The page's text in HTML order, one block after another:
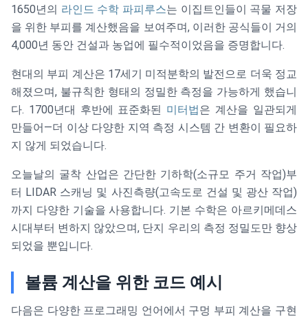
1650년의 라인드 수학 파피루스는 이집트인들이 곡물 저장
을 위한 부피를 계산했음을 보여주며, 이러한 공식들이 거의
4,000년 동안 건설과 농업에 필수적이었음을 증명합니다.
현대의 부피 계산은 17세기 미적분학의 발전으로 더욱 정교
해졌으며, 불규칙한 형태의 정밀한 측정을 가능하게 했습니
다. 1700년대 후반에 표준화된 미터법은 계산을 일관되게
만들어—더 이상 다양한 지역 측정 시스템 간 변환이 필요하
지 않게 되었습니다.
오늘날의 굴착 산업은 간단한 기하학(소규모 주거 작업)부
터 LIDAR 스캐닝 및 사진측량(고속도로 건설 및 광산 작업)
까지 다양한 기술을 사용합니다. 기본 수학은 아르키메데스
시대부터 변하지 않았으며, 단지 우리의 측정 정밀도만 향상
되었을 뿐입니다.
볼륨 계산을 위한 코드 예시
다음은 다양한 프로그래밍 언어에서 구멍 부피 계산을 구현